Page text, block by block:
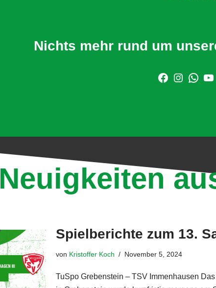
Nichts mehr rund um
Neuigkeiten
Spielberichte zum 13.
von Kristoffer Koch November 5, 2024
TuSpo Grebenstein – TSV Immenhausen